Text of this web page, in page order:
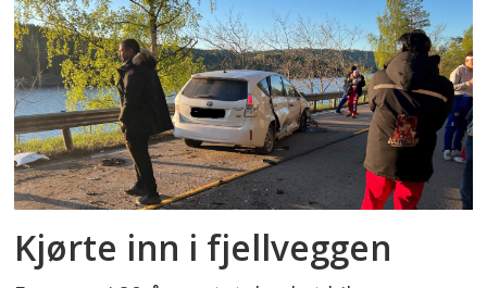
Kjørte inn i fjellveggen